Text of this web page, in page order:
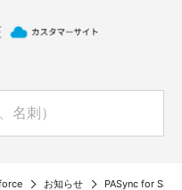
お知らせ PASync for